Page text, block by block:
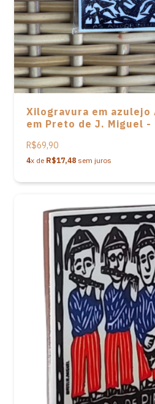
Xilogravura em azulejo
em Preto de J. Miguel -
R$69,90
4x de R$17,48 sem juros